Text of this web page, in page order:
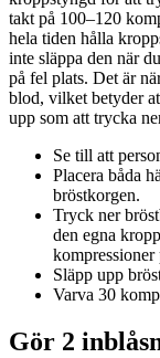
takt på 100–120
hela tiden hålla
inte släppa den när
på fel plats. Det är
blod, vilket betyder
upp som att trycka
Se till att
Placera båda
bröstkorgen.
Tryck ner
den egna
kompressioner
Släpp upp
Varva 30
Gör 2